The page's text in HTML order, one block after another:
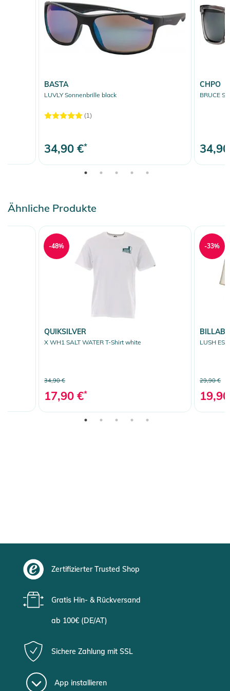
BASTA
LUVLY Sonnenbrille black
(1)
34,90 €*
CHPO
BRUCE
Ähnliche Produkte
QUIKSILVER
X WH1 SALT WATER T-Shirt white
34,90 €
17,90 €*
-48%
LUSH
29,90 €
-33%
Zertifizierter Trusted Shop
Gratis Hin- & Rückversand
ab 100€ (DE/AT)
Sichere Zahlung mit SSL
App installieren